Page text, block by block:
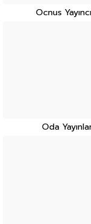
Ocnus
Oda